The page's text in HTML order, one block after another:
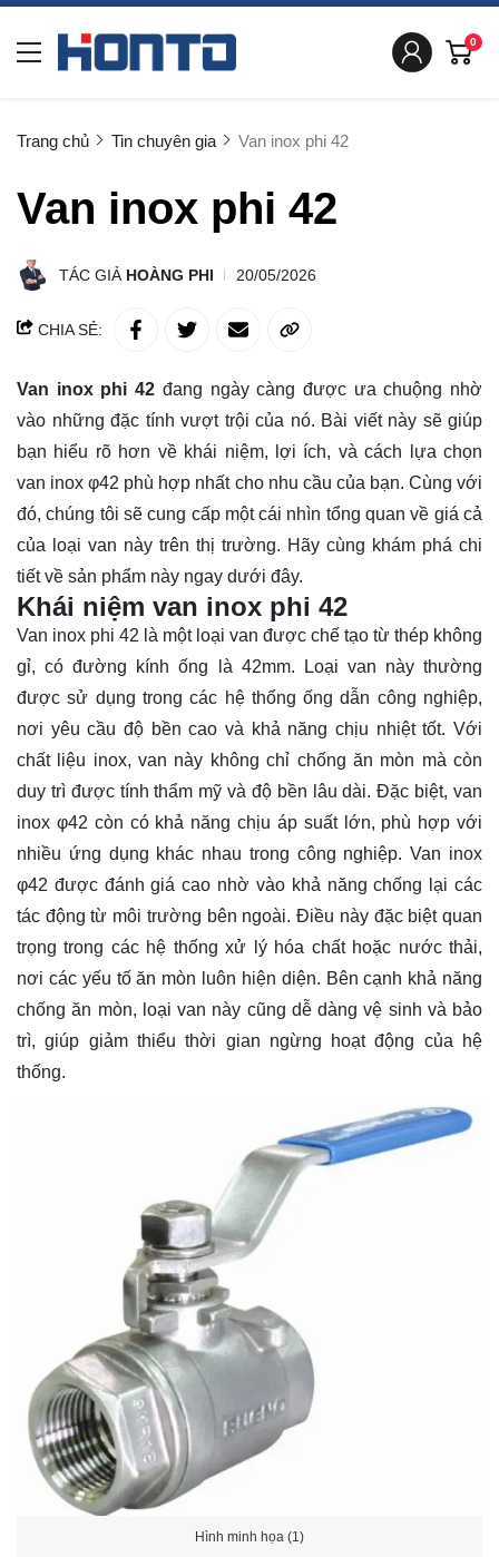
0
Trang chủ Tin chuyên gia Van inox phi 42
Van inox phi 42
TÁC GIẢ HOÀNG PHI 20/05/2026
CHIA SẺ:
Van inox phi 42 đang ngày càng được ưa chuộng nhờ
vào những đặc tính vượt trội của nó. Bài viết này sẽ giúp
bạn hiểu rõ hơn về khái niệm, lợi ích, và cách lựa chọn
van inox φ42 phù hợp nhất cho nhu cầu của bạn. Cùng với
đó, chúng tôi sẽ cung cấp một cái nhìn tổng quan về giá cả
của loại van này trên thị trường. Hãy cùng khám phá chi
tiết về sản phẩm này ngay dưới đây.
Khái niệm van inox phi 42
Van inox phi 42 là một loại van được chế tạo từ thép không
gỉ, có đường kính ống là 42mm. Loại van này thường
được sử dụng trong các hệ thống ống dẫn công nghiệp,
nơi yêu cầu độ bền cao và khả năng chịu nhiệt tốt. Với
chất liệu inox, van này không chỉ chống ăn mòn mà còn
duy trì được tính thẩm mỹ và độ bền lâu dài. Đặc biệt, van
inox φ42 còn có khả năng chịu áp suất lớn, phù hợp với
nhiều ứng dụng khác nhau trong công nghiệp. Van inox
φ42 được đánh giá cao nhờ vào khả năng chống lại các
tác động từ môi trường bên ngoài. Điều này đặc biệt quan
trọng trong các hệ thống xử lý hóa chất hoặc nước thải,
nơi các yếu tố ăn mòn luôn hiện diện. Bên cạnh khả năng
chống ăn mòn, loại van này cũng dễ dàng vệ sinh và bảo
trì, giúp giảm thiểu thời gian ngừng hoạt động của hệ
thống.
Hình minh họa (1)